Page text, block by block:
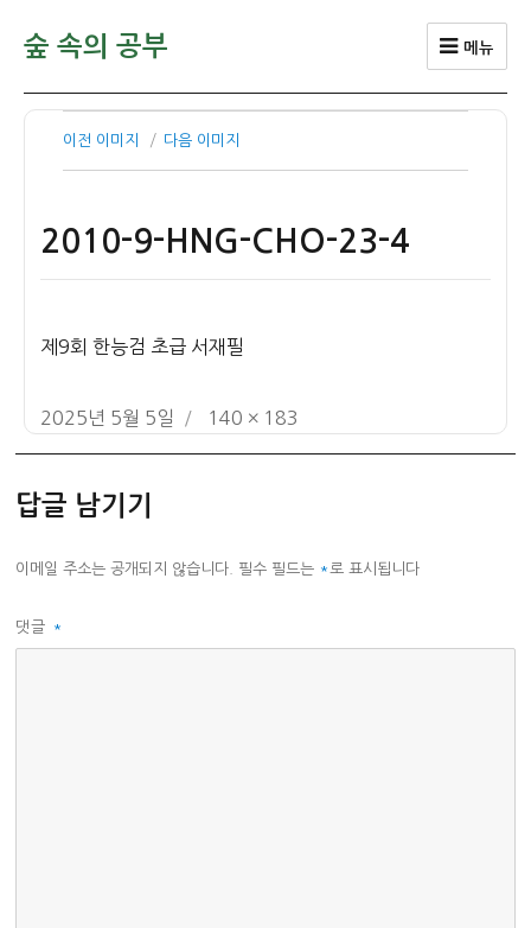
숲 속의 공부 메뉴
이전 이미지 다음 이미지
2010-9-HNG-CHO-23-4
제9회 한능검 초급 서재필
작
자
2025년 5월 5일
전
140 × 183
답글 남기기
이메일 주소는 공개되지 않습니다. 필수 필드는 *로 표시됩니다
댓글 *